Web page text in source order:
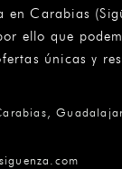
en Carabias
ello que
únicas y